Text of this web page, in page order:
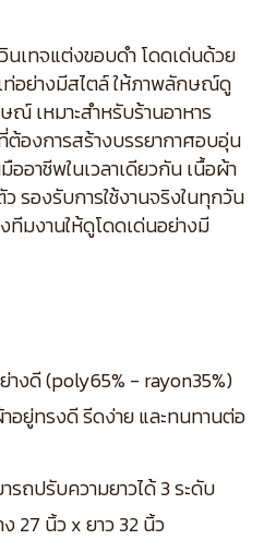
เทจแต่งขอบดำ โดดเด่นด้วย
อย่างมีสไตล์ ให้ภาพลักษณ์ดู
เหมาะสำหรับร้านอาหาร
ต้องการสร้างบรรยากาศอบอุ่น
อาชีพในเวลาเดียวกัน เนื้อผ้า
รองรับการใช้งานจริงในทุกวัน
มงานให้ดูโดดเด่นอย่างมี
งดี (poly65% - rayon35%)
อยู่ทรงดี รีดง่าย และทนทานต่อ
ถปรับความยาวได้ 3 ระดับ
27 นิ้ว x ยาว 32 นิ้ว